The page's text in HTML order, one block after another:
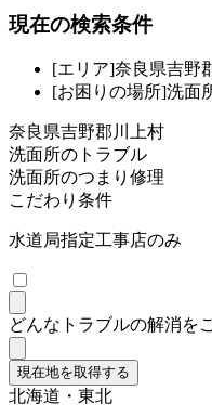
現在の検索条件
[エリア]奈良県吉野
[お困りの場所]洗面
奈良県吉野郡川上村
洗面所のトラブル
洗面所のつまり修理
こだわり条件
水道局指定工事店のみ
どんなトラブルの解消を
現在地を取得する
北海道・東北